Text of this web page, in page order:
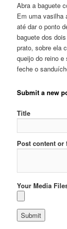
Abra a baguete
Em uma vasilha
até dar o ponto
baguete dos
prato, sobre ela
queijo do reino
feche o
Submit a new
Title
Post content
Your Media